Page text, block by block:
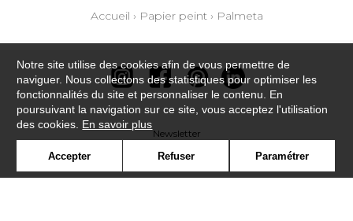
Accueil › Papier peint› Palmeta
Newsletter
Contact
Notre site utilise des cookies afin de vous permettre de
naviguer. Nous collectons des statistiques pour optimiser les
fonctionnalités du site et personnaliser le contenu. En
poursuivant la navigation sur ce site, vous acceptez l'utilisation
des cookies. En savoir plus
Accepter Refuser Paramétrer